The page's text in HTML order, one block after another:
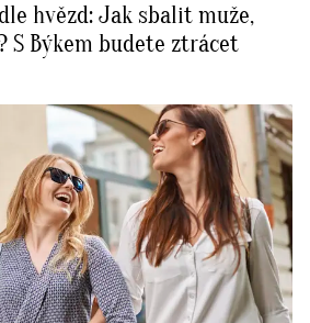
hvězd: Jak sbalit muže,
S Býkem budete ztrácet